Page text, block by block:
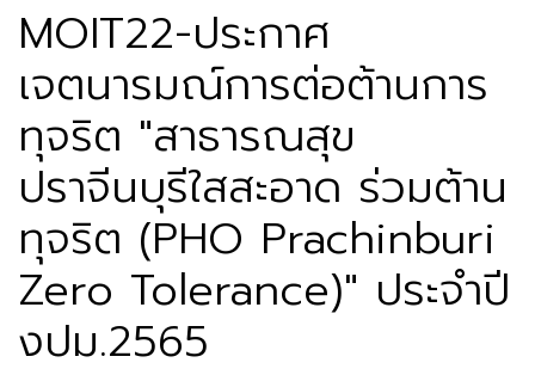
MOIT22-ประกาศ
เจตนารมณ์การต่อต้านการ
ทุจริต "สาธารณสุข
ปราจีนบุรีใสสะอาด ร่วมต้าน
ทุจริต (PHO Prachinburi
Zero Tolerance)" ประจำปี
งปม.2565